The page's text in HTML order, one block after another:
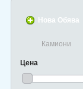
Нова Обява
Камиони
Цена